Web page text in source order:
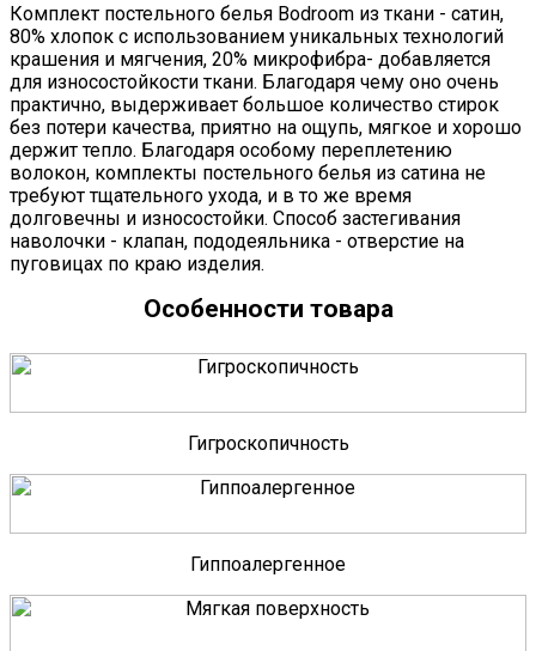
Комплект постельного белья Bodroom из ткани - сатин,
80% хлопок с использованием уникальных технологий
крашения и мягчения, 20% микрофибра- добавляется
для износостойкости ткани. Благодаря чему оно очень
практично, выдерживает большое количество стирок
без потери качества, приятно на ощупь, мягкое и хорошо
держит тепло. Благодаря особому переплетению
волокон, комплекты постельного белья из сатина не
требуют тщательного ухода, и в то же время
долговечны и износостойки. Способ застегивания
наволочки - клапан, пододеяльника - отверстие на
пуговицах по краю изделия.
Особенности товара
Гигроскопичность
Гиппоалергенное